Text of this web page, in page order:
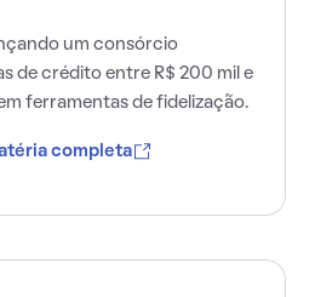
um consórcio
de crédito entre R$ 200 mil e
ferramentas de fidelização.
completa